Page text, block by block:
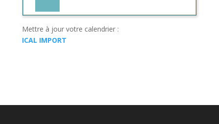
Mettre à jour votre calendrier :
ICAL IMPORT